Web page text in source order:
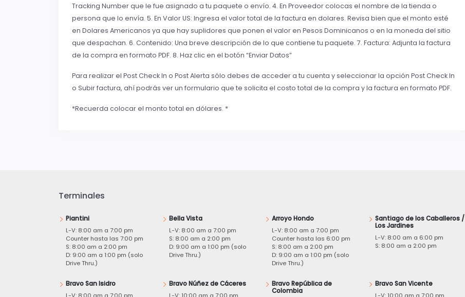
Tracking Number que le fue asignado a tu paquete o envío. 4. En Proveedor colocas el nombre de la tienda o
persona que lo envía. 5. En Valor US: Ingresa el valor total de la factura en dolares. Revisa bien que el monto esté
en Dolares Americanos ya que hay suplidores que ponen el valor en Pesos Dominicanos o en la moneda del sitio
que despachan. 6. Contenido: Una breve descripción de lo que contiene tu paquete. 7. Factura: Adjunta la factura
de la compra en formato PDF. 8. Haz clic en el botón “Enviar Datos”
Para realizar el Post Check In o Post Alerta sólo debes de acceder a tu cuenta y seleccionar la opción Post Check In
o Subir factura, ahí podrás ver un formulario que te solicita el costo total de la compra y la factura en formato PDF.
*Recuerda colocar el monto total en dólares. *
Terminales
Piantini
L-V: 8:00 am a 7:00 pm
Counter hasta las 7:00 pm
S: 8:00 am a 2:00 pm
D: 9:00 am a 1:00 pm (solo
Drive Thru.)
Bella Vista
L-V: 8:00 am a 7:00 pm
S: 8:00 am a 2:00 pm
D: 9:00 am a 1:00 pm (solo
Drive Thru.)
Arroyo Hondo
L-V: 8:00 am a 7:00 pm
Counter hasta las 6:00 pm
S: 8:00 am a 2:00 pm
D: 9:00 am a 1:00 pm (solo
Drive Thru.)
Santiago de los Caballeros /
Los Jardines
L-V: 8:00 am a 6:00 pm
S: 8:00 am a 2:00 pm
Bravo San Isidro
Bravo Núñez de Cáceres
Bravo República de
Colombia
Bravo San Vicente